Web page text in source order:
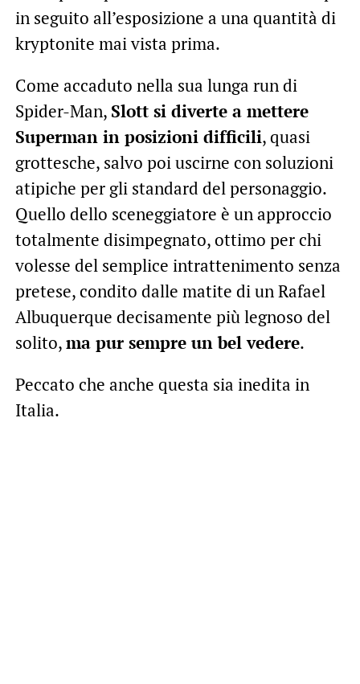
in seguito all’esposizione a una quantità di
kryptonite mai vista prima.
Come accaduto nella sua lunga run di
Spider-Man, Slott si diverte a mettere
Superman in posizioni difficili, quasi
grottesche, salvo poi uscirne con soluzioni
atipiche per gli standard del personaggio.
Quello dello sceneggiatore è un approccio
totalmente disimpegnato, ottimo per chi
volesse del semplice intrattenimento senza
pretese, condito dalle matite di un Rafael
Albuquerque decisamente più legnoso del
solito,ma pur sempre un bel vedere.
Peccato che anche questa sia inedita in
Italia.